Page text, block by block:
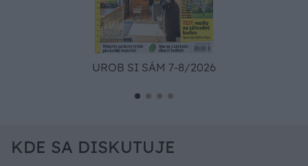
UROB SI SÁM 7-8/2026
KDE SA DISKUTUJE